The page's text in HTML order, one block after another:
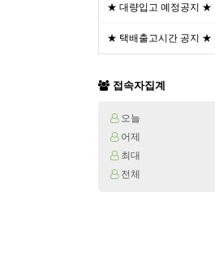
★ 대량입고 예정공지 ★
★ 택배출고시간 공지 ★
접속자집계
오늘
어제
최대
전체